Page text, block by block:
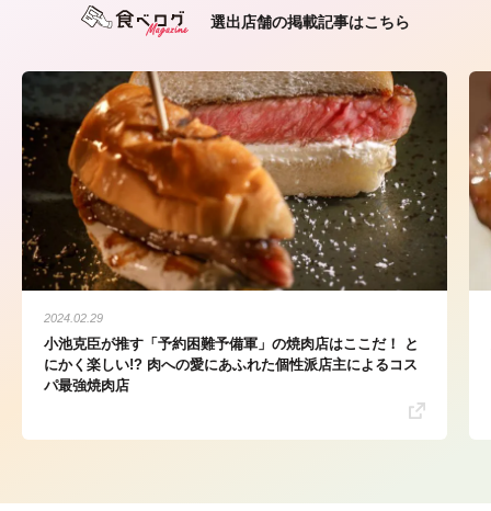
選出店舗の掲載記事はこちら
2024.02.29
小池克臣が推す「予約困難予備軍」の焼肉店はここだ！ と
にかく楽しい!? 肉への愛にあふれた個性派店主によるコス
パ最強焼肉店